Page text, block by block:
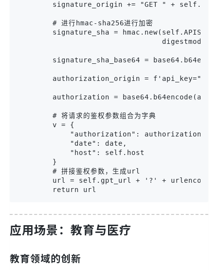
signature_origin += "GET " +
        # 进行hmac-sha256进行加密
signature_sha =
signature_sha_base64 =
authorization_origin =
authorization =
        # 将请求的鉴权参数组合为字典
        v = {
            "authorization": authorization,
            "date": date,
            "host": self.host
        }
        # 拼接鉴权参数，生成url
url = self.gpt_url + '?' +
        return url
应用场景：教育与医疗
教育领域的创新